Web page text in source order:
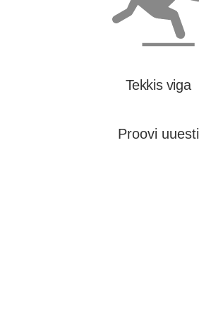
Tekkis viga
Proovi uuesti